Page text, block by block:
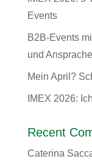
Events
B2B-Events
und Ansprache
Mein April?
IMEX 2026:
Recent
Caterina